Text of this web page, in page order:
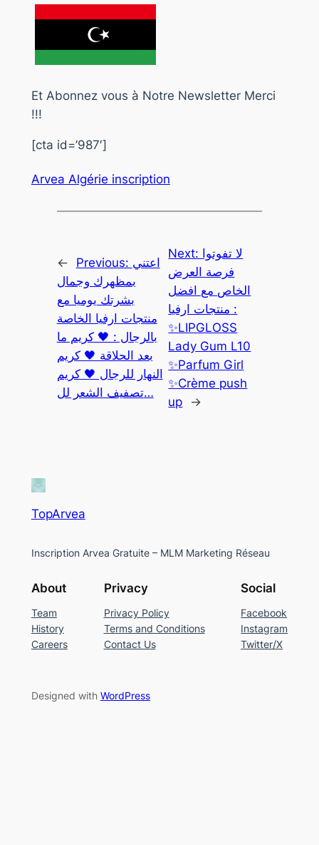
Et Abonnez vous à Notre Newsletter Merci
!!!
[cta id=’987′]
Arvea Algérie inscription
← Previous: اعتني
بمظهرك وجمال
بشرتك يوميا مع
منتجات ارفيا الخاصة
بالرجال : 🖤 كريم ما
بعد الحلاقة 🖤 كريم
النهار للرجال 🖤 كريم
تصفيف الشعر لل…
Next: لا تفوتوا
فرصة العرض
الخاص مع افضل
منتجات ارفيا :
✨LIPGLOSS
Lady Gum L10
✨Parfum Girl
✨Crème push
up
→
TopArvea
Inscription Arvea Gratuite – MLM Marketing Réseau
About
Team
History
Careers
Privacy
Privacy Policy
Terms and Conditions
Contact Us
Social
Facebook
Instagram
Twitter/X
Designed with WordPress